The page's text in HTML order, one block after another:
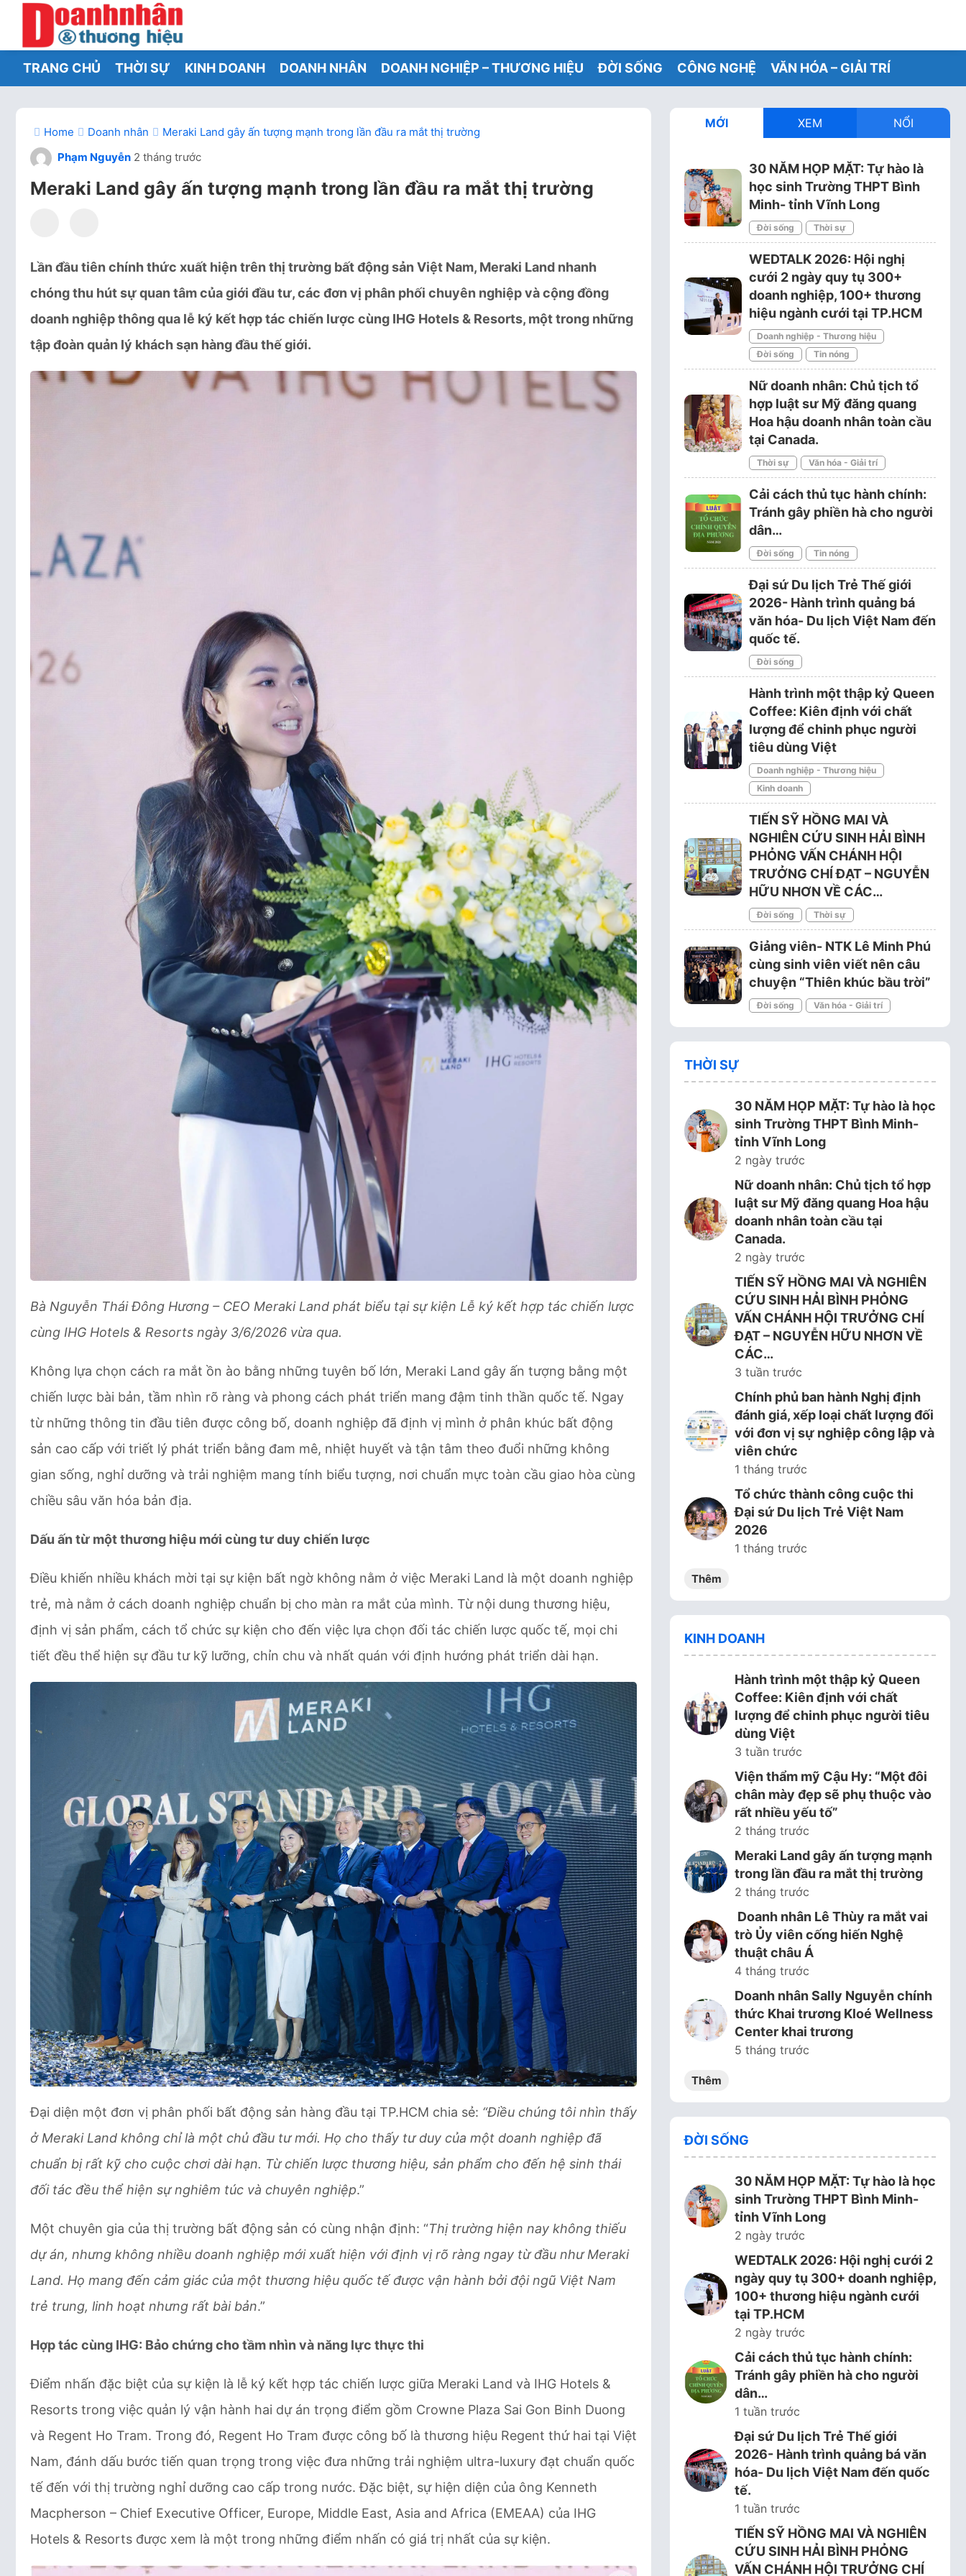
TRANG CHỦ THỜI SỰ KINH DOANH DOANH NHÂN DOANH NGHIỆP – THƯƠNG HIỆU ĐỜI SỐNG CÔNG NGHỆ VĂN HÓA – GIẢI TRÍ
Home Doanh nhân
Meraki Land gây ấn tượng mạnh trong lần đầu ra mắt thị trường
Phạm Nguyễn 2 tháng trước
Meraki Land gây ấn tượng mạnh trong lần đầu ra mắt thị trường
Lần đầu tiên chính thức xuất hiện trên thị trường bất động sản Việt Nam, Meraki Land nhanh
chóng thu hút sự quan tâm của giới đầu tư, các đơn vị phân phối chuyên nghiệp và cộng đồng
doanh nghiệp thông qua lễ ký kết hợp tác chiến lược cùng IHG Hotels & Resorts, một trong những
tập đoàn quản lý khách sạn hàng đầu thế giới.
Bà Nguyễn Thái Đông Hương – CEO Meraki Land phát biểu tại sự kiện Lễ ký kết hợp tác chiến lược
cùng IHG Hotels & Resorts ngày 3/6/2026 vừa qua.
Không lựa chọn cách ra mắt ồn ào bằng những tuyên bố lớn, Meraki Land gây ấn tượng bằng một
chiến lược bài bản, tầm nhìn rõ ràng và phong cách phát triển mang đậm tinh thần quốc tế. Ngay
từ những thông tin đầu tiên được công bố, doanh nghiệp đã định vị mình ở phân khúc bất động
sản cao cấp với triết lý phát triển bằng đam mê, nhiệt huyết và tận tâm theo đuổi những không
gian sống, nghỉ dưỡng và trải nghiệm mang tính biểu tượng, nơi chuẩn mực toàn cầu giao hòa cùng
chiều sâu văn hóa bản địa.
Dấu ấn từ một thương hiệu mới cùng tư duy chiến lược
Điều khiến nhiều khách mời tại sự kiện bất ngờ không nằm ở việc Meraki Land là một doanh nghiệp
trẻ, mà nằm ở cách doanh nghiệp chuẩn bị cho màn ra mắt của mình. Từ nội dung thương hiệu,
định vị sản phẩm, cách tổ chức sự kiện cho đến việc lựa chọn đối tác chiến lược quốc tế, mọi chi
tiết đều thể hiện sự đầu tư kỹ lưỡng, chỉn chu và nhất quán với định hướng phát triển dài hạn.
Đại diện một đơn vị phân phối bất động sản hàng đầu tại TP.HCM chia sẻ: “Điều chúng tôi nhìn thấy
ở Meraki Land không chỉ là một chủ đầu tư mới. Họ cho thấy tư duy của một doanh nghiệp đã
chuẩn bị rất kỹ cho cuộc chơi dài hạn. Từ chiến lược thương hiệu, sản phẩm cho đến hệ sinh thái
đối tác đều thể hiện sự nghiêm túc và chuyên nghiệp.”
Một chuyên gia của thị trường bất động sản có cùng nhận định: “Thị trường hiện nay không thiếu
dự án, nhưng không nhiều doanh nghiệp mới xuất hiện với định vị rõ ràng ngay từ đầu như Meraki
Land. Họ mang đến cảm giác của một thương hiệu quốc tế được vận hành bởi đội ngũ Việt Nam
trẻ trung, linh hoạt nhưng rất bài bản.”
Hợp tác cùng IHG: Bảo chứng cho tầm nhìn và năng lực thực thi
Điểm nhấn đặc biệt của sự kiện là lễ ký kết hợp tác chiến lược giữa Meraki Land và IHG Hotels &
Resorts trong việc quản lý vận hành hai dự án trọng điểm gồm Crowne Plaza Sai Gon Binh Duong
và Regent Ho Tram. Trong đó, Regent Ho Tram được công bố là thương hiệu Regent thứ hai tại Việt
Nam, đánh dấu bước tiến quan trọng trong việc đưa những trải nghiệm ultra-luxury đạt chuẩn quốc
tế đến với thị trường nghỉ dưỡng cao cấp trong nước. Đặc biệt, sự hiện diện của ông Kenneth
Macpherson – Chief Executive Officer, Europe, Middle East, Asia and Africa (EMEAA) của IHG
Hotels & Resorts được xem là một trong những điểm nhấn có giá trị nhất của sự kiện.
MỚI XEM NỔI
30 NĂM HỌP MẶT: Tự hào là
học sinh Trường THPT Bình
Minh- tỉnh Vĩnh Long
Đời sống Thời sự
WEDTALK 2026: Hội nghị
cưới 2 ngày quy tụ 300+
doanh nghiệp, 100+ thương
hiệu ngành cưới tại TP.HCM
Doanh nghiệp - Thương hiệu
Đời sống
Tin nóng
Nữ doanh nhân: Chủ tịch tổ
hợp luật sư Mỹ đăng quang
Hoa hậu doanh nhân toàn cầu
tại Canada.
Thời sự Văn hóa - Giải trí
Cải cách thủ tục hành chính:
Tránh gây phiền hà cho người
dân…
Đời sống Tin nóng
Đại sứ Du lịch Trẻ Thế giới
2026- Hành trình quảng bá
văn hóa- Du lịch Việt Nam đến
quốc tế.
Đời sống
Hành trình một thập kỷ Queen
Coffee: Kiên định với chất
lượng để chinh phục người
tiêu dùng Việt
Doanh nghiệp - Thương hiệu
Kinh doanh
TIẾN SỸ HỒNG MAI VÀ
NGHIÊN CỨU SINH HẢI BÌNH
PHỎNG VẤN CHÁNH HỘI
TRƯỞNG CHÍ ĐẠT – NGUYỄN
HỮU NHƠN VỀ CÁC…
Đời sống Thời sự
Giảng viên- NTK Lê Minh Phú
cùng sinh viên viết nên câu
chuyện “Thiên khúc bầu trời”
Đời sống Văn hóa - Giải trí
THỜI SỰ
30 NĂM HỌP MẶT: Tự hào là học
sinh Trường THPT Bình Minh-
tỉnh Vĩnh Long
2 ngày trước
Nữ doanh nhân: Chủ tịch tổ hợp
luật sư Mỹ đăng quang Hoa hậu
doanh nhân toàn cầu tại
Canada.
2 ngày trước
TIẾN SỸ HỒNG MAI VÀ NGHIÊN
CỨU SINH HẢI BÌNH PHỎNG
VẤN CHÁNH HỘI TRƯỞNG CHÍ
ĐẠT – NGUYỄN HỮU NHƠN VỀ
CÁC…
3 tuần trước
Chính phủ ban hành Nghị định
đánh giá, xếp loại chất lượng đối
với đơn vị sự nghiệp công lập và
viên chức
1 tháng trước
Tổ chức thành công cuộc thi
Đại sứ Du lịch Trẻ Việt Nam
2026
1 tháng trước
Thêm
KINH DOANH
Hành trình một thập kỷ Queen
Coffee: Kiên định với chất
lượng để chinh phục người tiêu
dùng Việt
3 tuần trước
Viện thẩm mỹ Cậu Hy: “Một đôi
chân mày đẹp sẽ phụ thuộc vào
rất nhiều yếu tố”
2 tháng trước
Meraki Land gây ấn tượng mạnh
trong lần đầu ra mắt thị trường
2 tháng trước
Doanh nhân Lê Thùy ra mắt vai
trò Ủy viên cống hiến Nghệ
thuật châu Á
4 tháng trước
Doanh nhân Sally Nguyễn chính
thức Khai trương Kloé Wellness
Center khai trương
5 tháng trước
Thêm
ĐỜI SỐNG
30 NĂM HỌP MẶT: Tự hào là học
sinh Trường THPT Bình Minh-
tỉnh Vĩnh Long
2 ngày trước
WEDTALK 2026: Hội nghị cưới 2
ngày quy tụ 300+ doanh nghiệp,
100+ thương hiệu ngành cưới
tại TP.HCM
2 ngày trước
Cải cách thủ tục hành chính:
Tránh gây phiền hà cho người
dân…
1 tuần trước
Đại sứ Du lịch Trẻ Thế giới
2026- Hành trình quảng bá văn
hóa- Du lịch Việt Nam đến quốc
tế.
1 tuần trước
TIẾN SỸ HỒNG MAI VÀ NGHIÊN
CỨU SINH HẢI BÌNH PHỎNG
VẤN CHÁNH HỘI TRƯỞNG CHÍ